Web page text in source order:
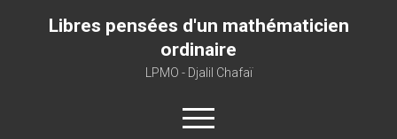
Libres pensées d'un mathématicien
ordinaire
LPMO - Djalil Chafaï
open
menu